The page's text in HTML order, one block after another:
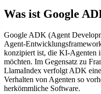
Was ist Google
Google ADK (Agent
Agent-
konzipiert ist, die KI-Agenten
möchten. Im Gegensatz zu
LlamaIndex verfolgt ADK
Verhalten von Agenten so
herkömmliche Software.